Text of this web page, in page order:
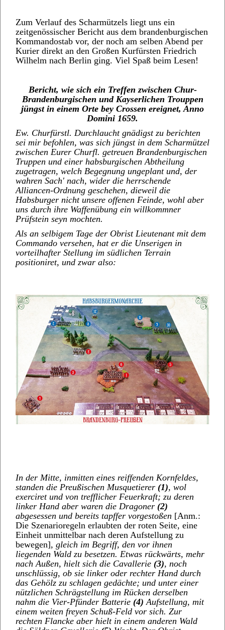
Zum Verlauf des Scharmützels liegt uns ein
zeitgenössischer Bericht aus dem brandenburgischen
Kommandostab vor, der noch am selben Abend per
Kurier direkt an den Großen Kurfürsten Friedrich
Wilhelm nach Berlin ging. Viel Spaß beim Lesen!
Bericht, wie sich ein Treffen zwischen Chur-
Brandenburgischen und Kayserlichen Trouppen
jüngst in einem Orte bey Crossen ereignet, Anno
Domini 1659.
Ew. Churfürstl. Durchlaucht gnädigst zu berichten
sei mir befohlen, was sich jüngst in dem Scharmützel
zwischen Eurer Churfl. getreuen Brandenburgischen
Truppen und einer habsburgischen Abtheilung
zugetragen, welch Begegnung ungeplant und, der
wahren Sach' nach, wider die herrschende
Alliancen-Ordnung geschehen, dieweil die
Habsburger nicht unsere offenen Feinde, wohl aber
uns durch ihre Waffenübung ein willkommner
Prüfstein seyn mochten.
Als an selbigem Tage der Obrist Lieutenant mit dem
Commando versehen, hat er die Unserigen in
vorteilhafter Stellung im südlichen Terrain
positioniret, und zwar also:
In der Mitte, inmitten eines reiffenden Kornfeldes,
standen die Preußischen Musquetierer (1), wol
exerciret und von trefflicher Feuerkraft; zu deren
linker Hand aber waren die Dragoner (2)
abgesessen und bereits tapffer vorgestoßen [Anm.:
Die Szenarioregeln erlaubten der roten Seite, eine
Einheit unmittelbar nach deren Aufstellung zu
bewegen], gleich im Begriff, den vor ihnen
liegenden Wald zu besetzen. Etwas rückwärts, mehr
nach Außen, hielt sich die Cavallerie (3), noch
unschlüssig, ob sie linker oder rechter Hand durch
das Gehölz zu schlagen gedächte; und unter einer
nützlichen Schrägstellung im Rücken derselben
nahm die Vier-Pfünder Batterie (4) Aufstellung, mit
einem weiten freyen Schuß-Feld vor sich. Zur
rechten Flancke aber hielt in einem anderen Wald